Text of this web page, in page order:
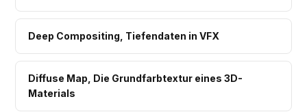
Deep Compositing, Tiefendaten in VFX
Diffuse Map, Die Grundfarbtextur eines 3D-
Materials